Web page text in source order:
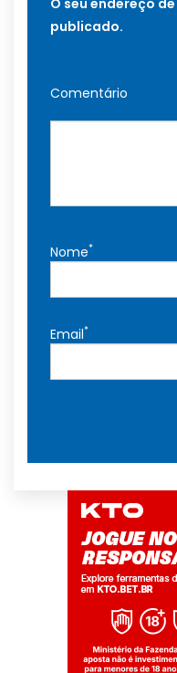
publicado.
Comentário
Nome*
Email*